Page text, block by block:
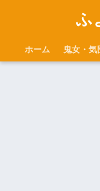
ふ
ホーム 鬼女・気